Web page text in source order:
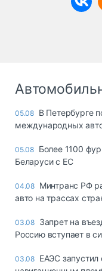
05.08 В Петербурге
международных
05.08 Более 1100
Беларуси с ЕС
04.08 Минтранс РФ
авто на трассах
03.08 Запрет на
Россию вступает в
03.08 ЕАЭС запустил